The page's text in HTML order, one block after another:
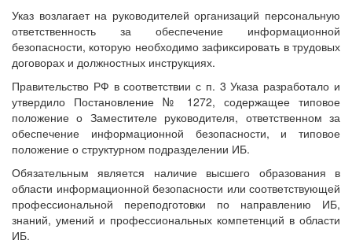
Указ возлагает на руководителей организаций персональную
ответственность за обеспечение информационной
безопасности, которую необходимо зафиксировать в трудовых
договорах и должностных инструкциях.
Правительство РФ в соответствии с п. 3 Указа разработало и
утвердило Постановление № 1272, содержащее типовое
положение о Заместителе руководителя, ответственном за
обеспечение информационной безопасности, и типовое
положение о структурном подразделении ИБ.
Обязательным является наличие высшего образования в
области информационной безопасности или соответствующей
профессиональной переподготовки по направлению ИБ,
знаний, умений и профессиональных компетенций в области
ИБ.